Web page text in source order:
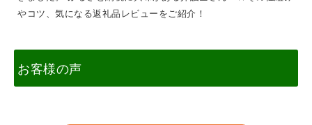
やコツ、気になる返礼品レビューをご紹介！
お客様の声